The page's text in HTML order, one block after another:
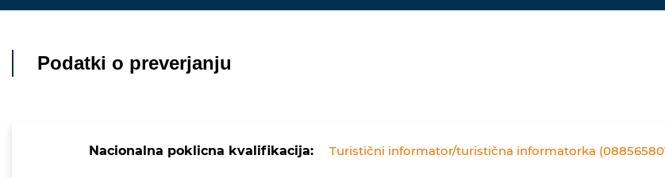
Podatki o preverjanju
Nacionalna poklicna kvalifikacija: Turistični informator/turistična informatorka